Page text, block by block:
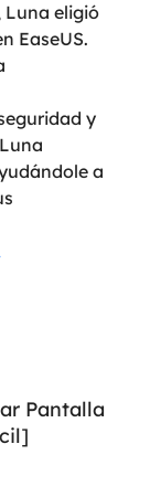
eligió
EaseUS.
y
a
Pantalla